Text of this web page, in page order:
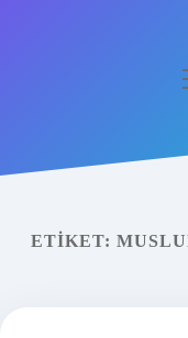
Yasal Uyarı
ETIKET: